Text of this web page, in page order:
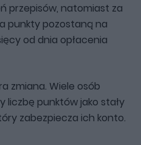
przepisów, natomiast za
punkty pozostaną na
od dnia opłacenia
zmiana. Wiele osób
liczbę punktów jako stały
zabezpiecza ich konto.